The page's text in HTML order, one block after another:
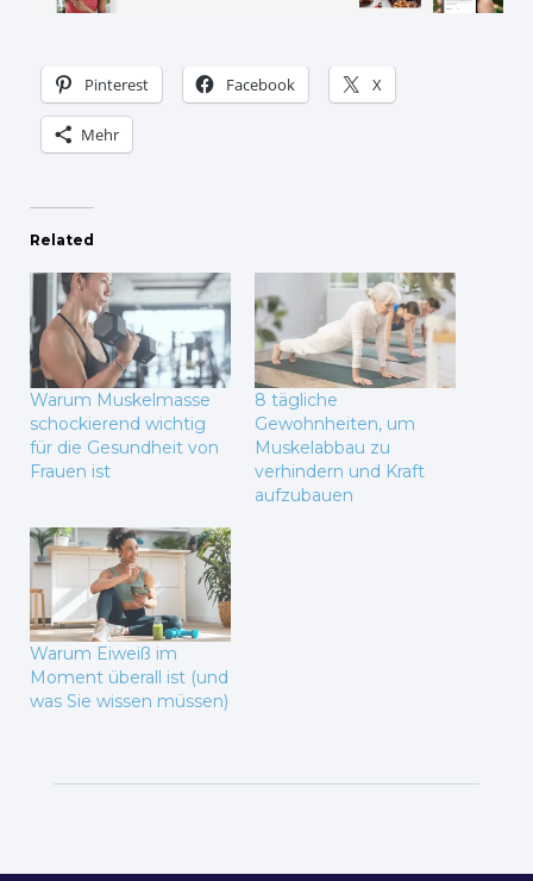
Pinterest Facebook X
Mehr
Related
Warum Muskelmasse
schockierend wichtig
für die Gesundheit von
Frauen ist
8 tägliche
Gewohnheiten, um
Muskelabbau zu
verhindern und Kraft
aufzubauen
Warum Eiweiß im
Moment überall ist (und
was Sie wissen müssen)